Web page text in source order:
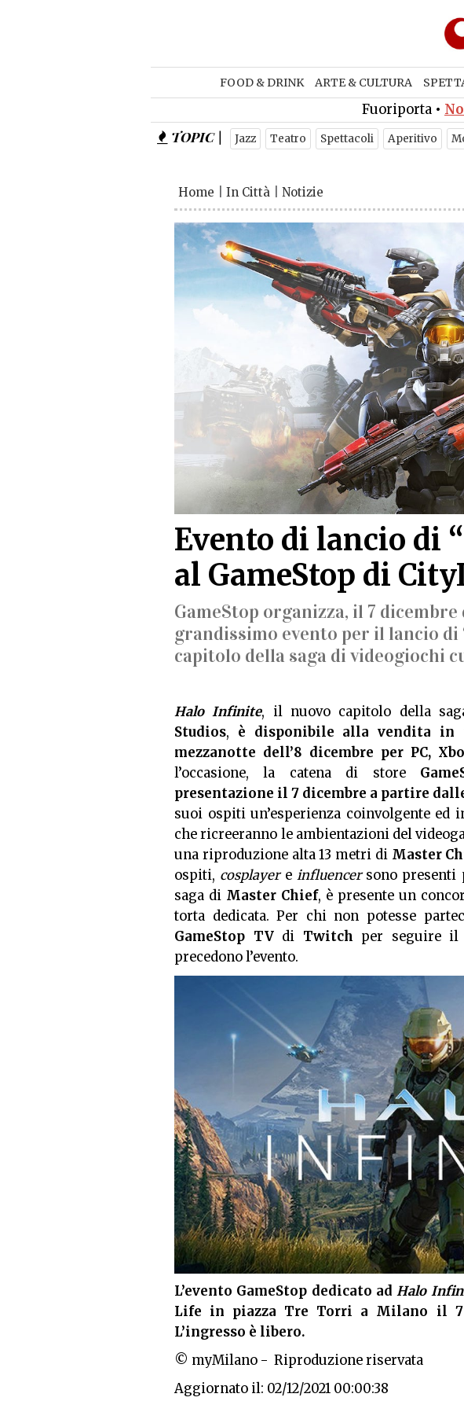
FOOD & DRINK ARTE & CULTURA
Fuoriporta •
TOPIC | Jazz Teatro Spettacoli Aperitivo
Home In Città Notizie
Evento di lancio di
al GameStop di
GameStop organizza, il 7
grandissimo evento per il lancio
capitolo della saga di videogiochi
Halo Infinite, il nuovo capitolo della
Studios, è disponibile alla vendita
mezzanotte dell’8 dicembre per PC,
l’occasione, la catena di store
presentazione il 7 dicembre a partire
suoi ospiti un’esperienza coinvolgente
che ricreeranno le ambientazioni del
una riproduzione alta 13 metri di Master
ospiti, cosplayere influencersono presenti
saga di Master Chief, è presente un
torta dedicata. Per chi non potesse
GameStop TVdi Twitch per seguire il
precedono l’evento.
L’evento GameStop dedicato adHalo
Life in piazza Tre Torri a Milano il 7
L’ingresso è libero.
© myMilano - Riproduzione riservata
Aggiornato il: 02/12/2021 00:00:38